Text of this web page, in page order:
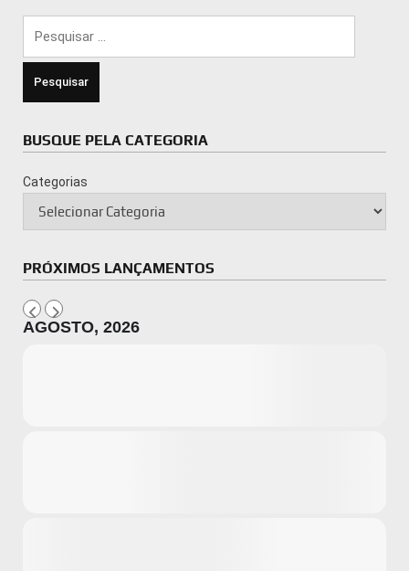
BUSQUE PELA CATEGORIA
Categorias
PRÓXIMOS LANÇAMENTOS
AGOSTO, 2026